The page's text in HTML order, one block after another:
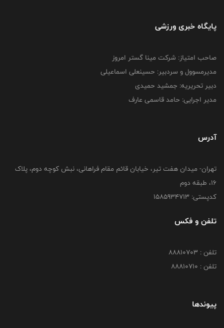
پایگاه خبری ورزشی
صاحب امتیاز: شرکت مینا گستر امروز
مدیرمسوول و سردبیر: حسینعلی اسماعیلی
دبیر تحریریه: جمشید حمیدی
مدیر اجرایی: حامد قاسمی عارف
آدرس
تهران- میدان هفت تیر، خیابان قائم مقام فراهانی، نبش کوچه دوم، پلاک
16، طبقه دوم
کدپستی: 1585934713
تلفن و فکس
تلفن : 88810703
تلفن : 88810710
پیوندها